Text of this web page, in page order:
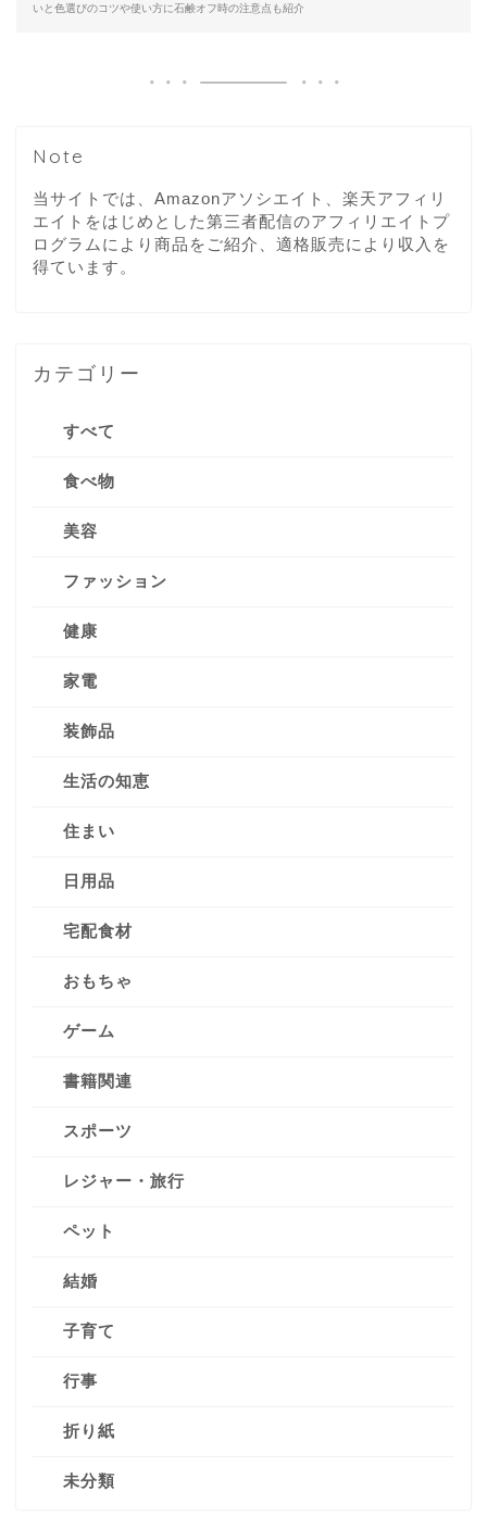
いと色選びのコツや使い方に石鹸オフ時の注意点も紹介
Note
当サイトでは、Amazonアソシエイト、楽天アフィリ
エイトをはじめとした第三者配信のアフィリエイトプ
ログラムにより商品をご紹介、適格販売により収入を
得ています。
カテゴリー
すべて
食べ物
美容
ファッション
健康
家電
装飾品
生活の知恵
住まい
日用品
宅配食材
おもちゃ
ゲーム
書籍関連
スポーツ
レジャー・旅行
ペット
結婚
子育て
行事
折り紙
未分類